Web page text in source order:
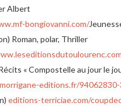
Albert
bongiovanni.com/
Roman, polar, Thriller
« Compostelle au jour le
editions.fr/
editions-terriciae.com/